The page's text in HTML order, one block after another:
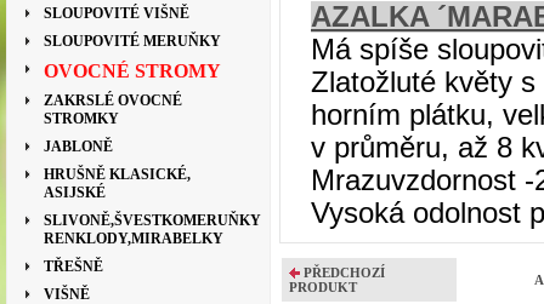
SLOUPOVITÉ VIŠNĚ
SLOUPOVITÉ MERUŇKY
OVOCNÉ STROMY
ZAKRSLÉ OVOCNÉ
STROMKY
JABLONĚ
HRUŠNĚ KLASICKÉ,
ASIJSKÉ
SLIVONĚ,ŠVESTKOMERUŇKY
RENKLODY,MIRABELKY
TŘEŠNĚ
VIŠNĚ
AZALKA
Má spíše
Zlatožluté květy
horním plátku,
v průměru, až 8
Mrazuvzdornost -
Vysoká odolnost
PŘEDCHOZÍ
PRODUKT